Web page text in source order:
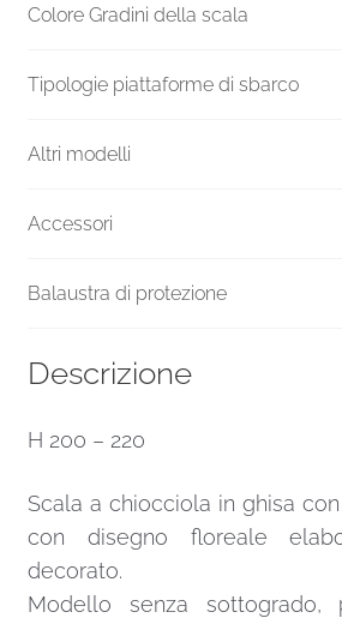
Colore Gradini della scala
Tipologie piattaforme di sbarco
Altri modelli
Accessori
Balaustra di protezione
Descrizione
H 200 – 220
Scala a chiocciola in ghisa
con disegno floreale
decorato.
Modello senza sottogrado,